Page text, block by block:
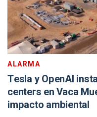
ALARMA
Tesla y OpenAI
centers en Vaca
impacto ambiental